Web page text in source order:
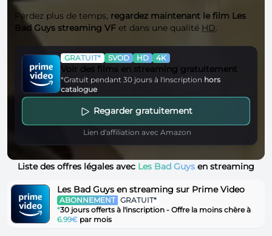
Perdez plus de temps, regardez maintenant le film Les
Bad Guys streaming VF et dans une qualité HD.
GRATUIT* SVOD HD 4K
Voir des films en streaming gratuitement
*Gratuit pendant 30 jours à l'inscription hors
catalogue
Regarder gratuitement
Lien d'affiliation avec Amazon
Liste des offres légales avec Les Bad Guys en streaming
Les Bad Guys en streaming sur Prime Video
ABONNEMENT GRATUIT*
*30 jours offerts à l'inscription - Offre la moins chère à
6.99€ par mois